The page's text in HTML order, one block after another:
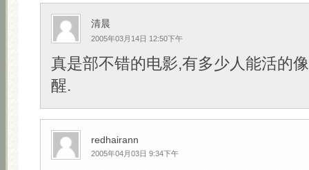
清晨
2005年03月14日 12:50下午
真是部不错的电影,有多少人能活的
醒.
redhairann
2005年04月03日 9:34下午